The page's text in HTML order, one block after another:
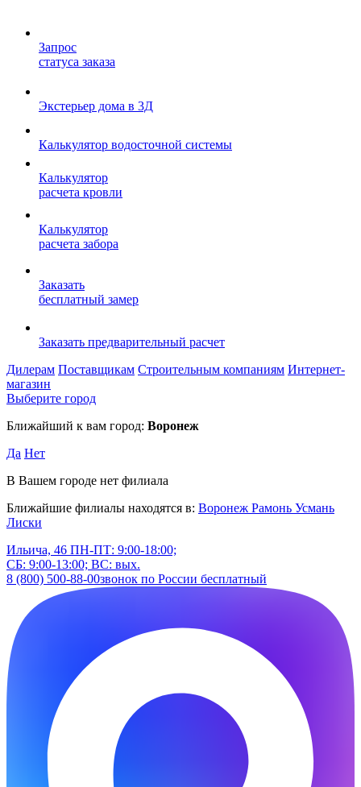
Запрос
статуса заказа
Экстерьер дома в 3Д
Калькулятор водосточной системы
Калькулятор
расчета кровли
Калькулятор
расчета забора
Заказать
бесплатный замер
Заказать предварительный расчет
Дилерам Поставщикам Строительным компаниям Интернет-
магазин
Выберите город
Ближайший к вам город: Воронеж
Да Нет
В Вашем городе нет филиала
Ближайшие филиалы находятся в: Воронеж Рамонь Усмань
Лиски
Ильича, 46 ПН-ПТ: 9:00-18:00;
СБ: 9:00-13:00; ВС: вых.
8 (800) 500-88-00звонок по России бесплатный